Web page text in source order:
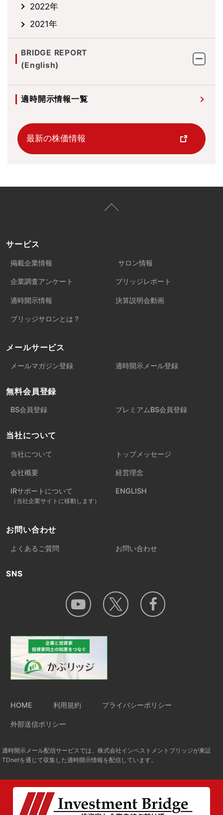
2022年
2021年
BRIDGE REPORT
(English)
適時開示情報一覧
最新の株価情報
サービス
掲載企業情報 サロン情報
企業調査アンケート ブリッジレポート
適時開示情報 決算説明会動画
ブリッジサロンとは？
メールサービス
メールマガジン登録 適時開示メール登録
無料会員登録
BS会員登録 プレミアムBS会員登録
当社について
当社について トップメッセージ
会社概要 経営理念
IRサポートについて
（当社企業サイトに移動します）
ENGLISH
お問い合わせ
よくあるご質問 お問い合わせ
SNS
HOME 利用規約 プライバシーポリシー
外部送信ポリシー
適時開示メール配信サービスでは、株式会社インベストメントブリッジが東証
TDnetを通じて収集した適時開示情報を配信しています。